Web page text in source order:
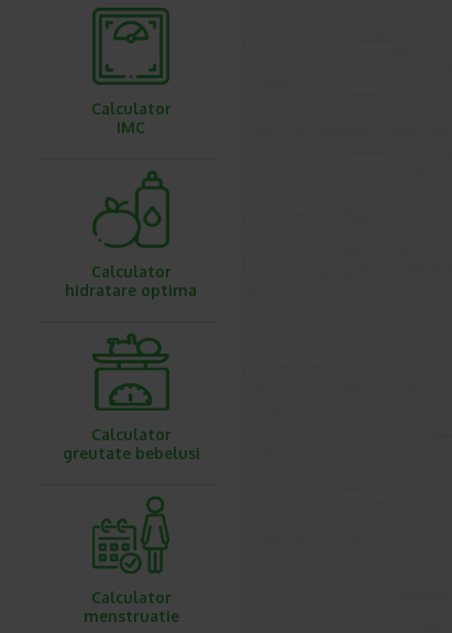
Calculator
IMC
Calculator
hidratare optima
Calculator
greutate bebelusi
Calculator
menstruatie